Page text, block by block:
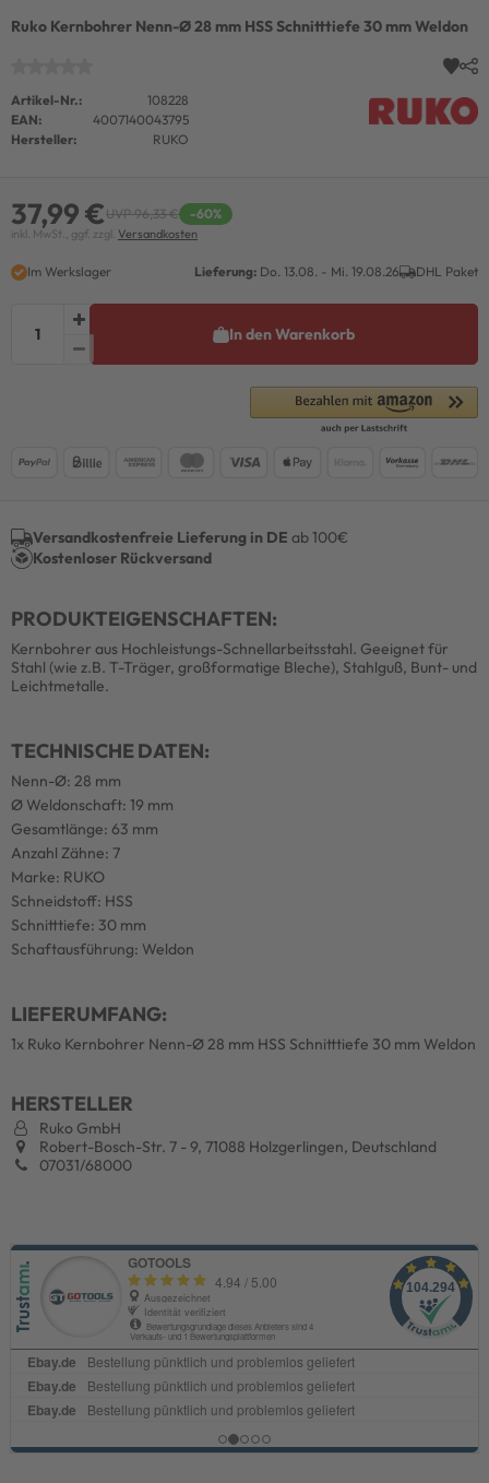
Ruko Kernbohrer Nenn-Ø 28 mm HSS Schnitttiefe 30 mm Weldon
Artikel-Nr.:
108228
EAN:
4007140043795
Hersteller:
RUKO
37,99 €UVP 96,33 € -60%
inkl. MwSt., ggf. zzgl. Versandkosten
Im Werkslager Lieferung: Do. 13.08. - Mi. 19.08.26 DHL Paket
In den Warenkorb
Versandkostenfreie Lieferung in DE ab 100€
Kostenloser Rückversand
PRODUKTEIGENSCHAFTEN:
Kernbohrer aus Hochleistungs-Schnellarbeitsstahl. Geeignet für
Stahl (wie z.B. T-Träger, großforma­tige Bleche), Stahlguß, Bunt- und
Leichtmetalle.
TECHNISCHE DATEN:
Nenn-Ø: 28 mm
Ø Weldonschaft: 19 mm
Gesamtlänge: 63 mm
Anzahl Zähne: 7
Marke: RUKO
Schneidstoff: HSS
Schnitttiefe: 30 mm
Schaftausführung: Weldon
LIEFERUMFANG:
1x Ruko Kernbohrer Nenn-Ø 28 mm HSS Schnitttiefe 30 mm Weldon
HERSTELLER
Ruko GmbH
Robert-Bosch-Str. 7 - 9, 71088 Holzgerlingen, Deutschland
07031/68000